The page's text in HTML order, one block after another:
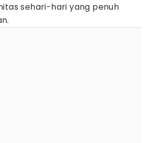
sehari-hari yang penuh